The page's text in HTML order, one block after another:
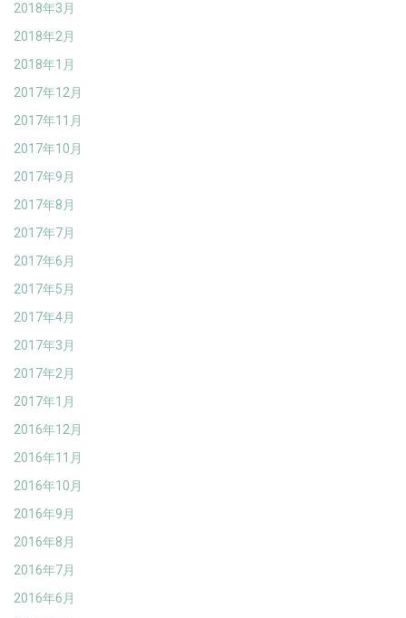
2018年3月
2018年2月
2018年1月
2017年12月
2017年11月
2017年10月
2017年9月
2017年8月
2017年7月
2017年6月
2017年5月
2017年4月
2017年3月
2017年2月
2017年1月
2016年12月
2016年11月
2016年10月
2016年9月
2016年8月
2016年7月
2016年6月